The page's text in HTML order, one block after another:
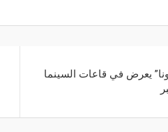
يعرض في قاعات السينما